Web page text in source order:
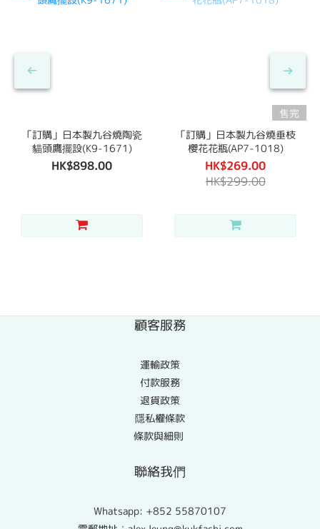
「訂購」日本製九谷燒陶瓷
貓頭鷹擺設(K9-1671)
HK$898.00
售完
「訂購」日本製九谷燒垂枝
櫻花花瓶(AP7-1018)
HK$269.00
HK$299.00
顧客服務
運輸政策
付款服務
退貨政策
隱私權條款
條款與細則
聯絡我們
Whatsapp: +852 55870107